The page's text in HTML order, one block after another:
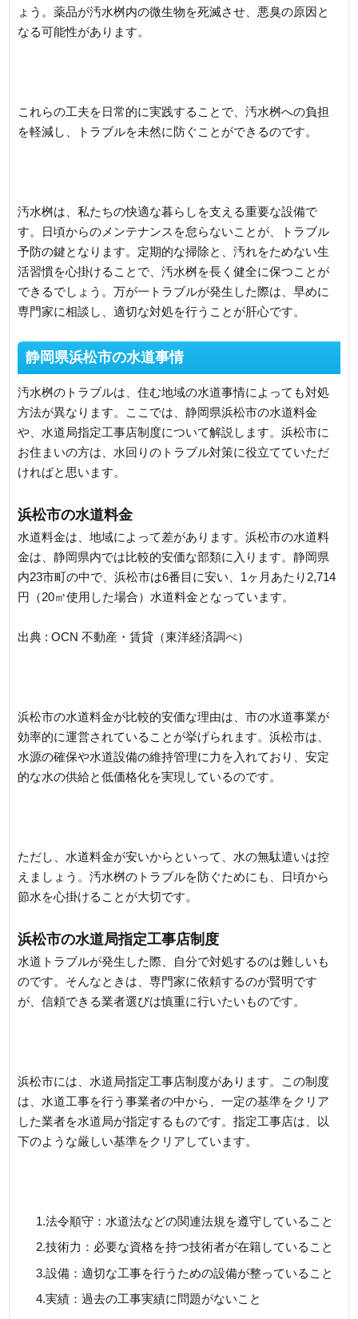
ょう。薬品が汚水桝内の微生物を死滅させ、悪臭の原因と
なる可能性があります。
これらの工夫を日常的に実践することで、汚水桝への負担
を軽減し、トラブルを未然に防ぐことができるのです。
汚水桝は、私たちの快適な暮らしを支える重要な設備で
す。日頃からのメンテナンスを怠らないことが、トラブル
予防の鍵となります。定期的な掃除と、汚れをためない生
活習慣を心掛けることで、汚水桝を長く健全に保つことが
できるでしょう。万が一トラブルが発生した際は、早めに
専門家に相談し、適切な対処を行うことが肝心です。
静岡県浜松市の水道事情
汚水桝のトラブルは、住む地域の水道事情によっても対処
方法が異なります。ここでは、静岡県浜松市の水道料金
や、水道局指定工事店制度について解説します。浜松市に
お住まいの方は、水回りのトラブル対策に役立てていただ
ければと思います。
浜松市の水道料金
水道料金は、地域によって差があります。浜松市の水道料
金は、静岡県内では比較的安価な部類に入ります。静岡県
内23市町の中で、浜松市は6番目に安い、1ヶ月あたり2,714
円（20㎥使用した場合）水道料金となっています。
出典 : OCN 不動産・賃貸（東洋経済調べ）
浜松市の水道料金が比較的安価な理由は、市の水道事業が
効率的に運営されていることが挙げられます。浜松市は、
水源の確保や水道設備の維持管理に力を入れており、安定
的な水の供給と低価格化を実現しているのです。
ただし、水道料金が安いからといって、水の無駄遣いは控
えましょう。汚水桝のトラブルを防ぐためにも、日頃から
節水を心掛けることが大切です。
浜松市の水道局指定工事店制度
水道トラブルが発生した際、自分で対処するのは難しいも
のです。そんなときは、専門家に依頼するのが賢明です
が、信頼できる業者選びは慎重に行いたいものです。
浜松市には、水道局指定工事店制度があります。この制度
は、水道工事を行う事業者の中から、一定の基準をクリア
した業者を水道局が指定するものです。指定工事店は、以
下のような厳しい基準をクリアしています。
1.法令順守：水道法などの関連法規を遵守していること
2.技術力：必要な資格を持つ技術者が在籍していること
3.設備：適切な工事を行うための設備が整っていること
4.実績：過去の工事実績に問題がないこと